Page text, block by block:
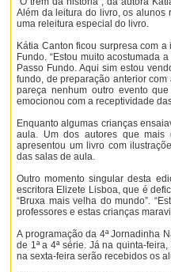
Além da leitura do livro, os alunos
uma releitura especial do livro.
Kátia Canton ficou surpresa com
Fundo. “Estou muito acostumada
Passo Fundo. Aqui sim estou
fundo, de preparação anterior
pareça nenhum outro evento
emocionou com a receptividade
Enquanto algumas crianças
aula. Um dos autores que mais
apresentou um livro com
das salas de aula.
Outro momento singular desta
escritora Elizete Lisboa, que é
“Bruxa mais velha do mundo”.
professores e estas crianças
A programação da 4ª Jornadinha
de 1ª a 4ª série. Já na quinta-
na sexta-feira serão recebidos os